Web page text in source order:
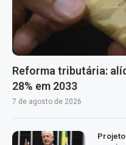
Reforma tributária:
28% em 2033
7 de agosto de 2026